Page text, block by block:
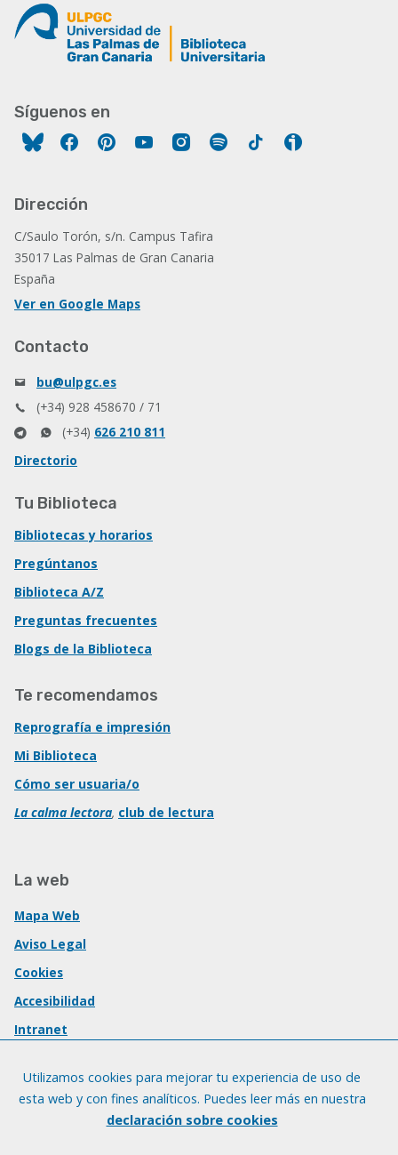
Síguenos en
FacebookPinterestYouTubeInstagram
Spotify Tiktok
Dirección
C/Saulo Torón, s/n. Campus Tafira
35017 Las Palmas de Gran Canaria
España
Ver en Google Maps
Contacto
bu@ulpgc.es
(+34) 928 458670 / 71
(+34) 626 210 811
Directorio
Tu Biblioteca
Bibliotecas y horarios
Pregúntanos
Biblioteca A/Z
Preguntas frecuentes
Blogs de la Biblioteca
Te recomendamos
Reprografía e impresión
Mi Biblioteca
Cómo ser usuaria/o
La calma lectora, club de lectura
La web
Mapa Web
Aviso Legal
Cookies
Accesibilidad
Intranet
Utilizamos cookies para mejorar tu experiencia de uso de
esta web y con fines analíticos. Puedes leer más en nuestra
declaración sobre cookies